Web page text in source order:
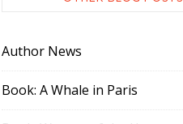
Author News
Book: A Whale in Paris